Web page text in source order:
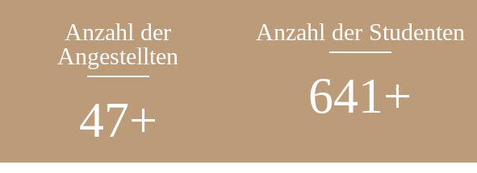
Anzahl der
Angestellten
72+
Anzahl der Studenten
980+